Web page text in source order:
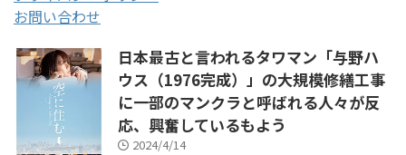
お問い合わせ
日本最古と言われるタワマン「与野ハ
ウス（1976完成）」の大規模修繕工事
に一部のマンクラと呼ばれる人々が反
応、興奮しているもよう
2024/4/14